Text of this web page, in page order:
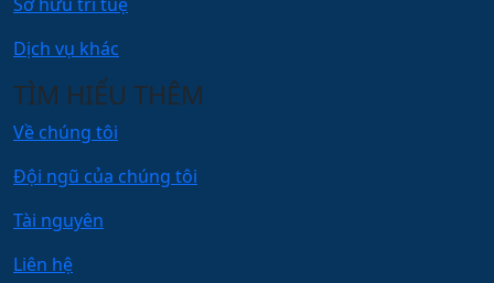
Dịch vụ khác
TÌM HIỂU THÊM
Về chúng tôi
Đội ngũ của chúng tôi
Tài nguyên
Liên hệ